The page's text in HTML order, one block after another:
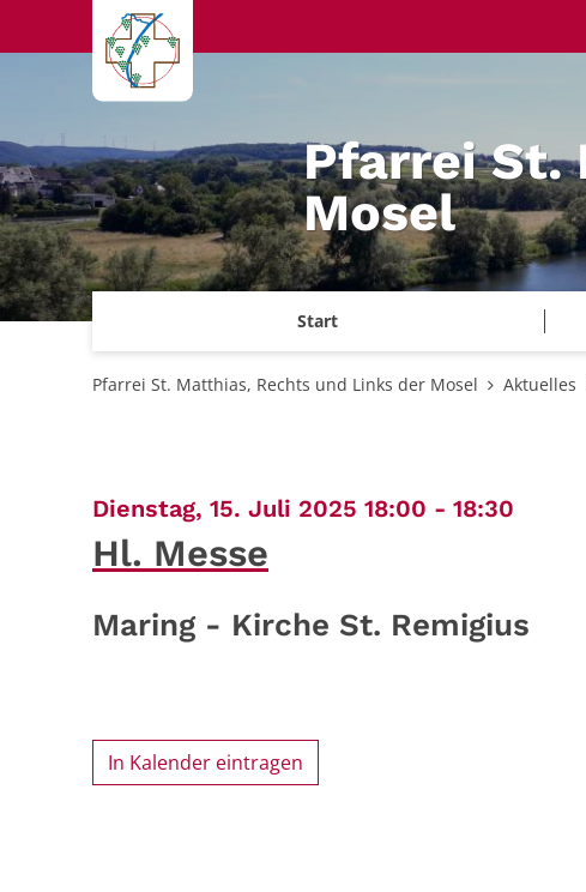
Zum Inhalt springen
Pfarrei St.
Mosel
Start
Pfarrei St. Matthias, Rechts und Links der Mosel Aktuelles
Dienstag, 15. Juli 2025 18:00 - 18:30
Hl. Messe
Maring - Kirche St. Remigius
In Kalender eintragen